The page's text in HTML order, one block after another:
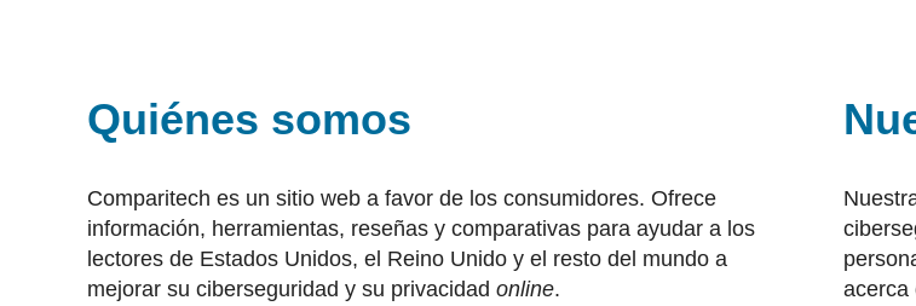
Quiénes somos
Comparitech es un sitio web a favor de los consumidores. Ofrece
información, herramientas, reseñas y comparativas para ayudar a los
lectores de Estados Unidos, el Reino Unido y el resto del mundo a
mejorar su ciberseguridad y su privacidad online.
acerca